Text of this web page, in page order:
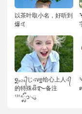
以茶叶取小名，好听到
爆🤙
໑ຼₒ₂₆᭄じএve͇给心上人এ᭄
的特殊ഒᩚ࿐备注
¹³¹⁴ᬽ࿙ུ